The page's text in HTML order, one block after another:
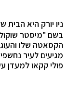
ניו יורק היא הבית
בשם "מיסטר
הקסאטה שלו
מגיעים לעיר
פולי קקאו למעדן